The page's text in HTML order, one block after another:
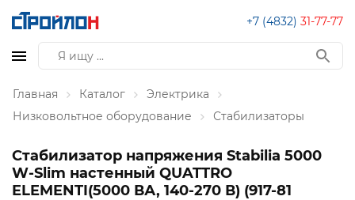
+7 (4832) 31-77-77
Главная Каталог
Электрика
Низковольтное оборудование
Стабилизаторы
Стабилизатор напряжения Stabilia 5000
W-Slim настенный QUATTRO
ELEMENTI(5000 ВА, 140-270 В) (917-81